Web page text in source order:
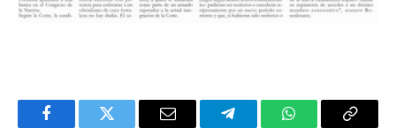
FacebookTwitter Email TelegramWhatsAppCopy